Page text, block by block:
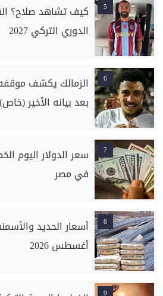
5
كيف تشاهد صلاح؟
الدوري التركي 2027
6
الزمالك يكشف
بعد بيانه الأخير (خاص)
7
في مصر
8
أغسطس 2026
9